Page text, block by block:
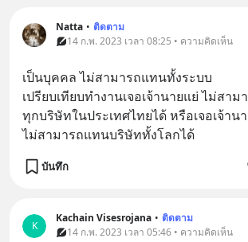
Natta • ติดตาม
14 ก.พ. 2023 เวลา 08:25 • ความคิดเห็น
เป็นบุคคล ไม่สามารถแทนทั้งระบบ
เปรียบเทียบทำงานเจอเจ้านายแย่ ไม่สา
ทุกบริษัทในประเทศไทยได้ หรือเจอเจ้าน
ไม่สามารถแทนบริษัททั้งโลกได้
บันทึก
K
Kachain Visesrojana • ติดตาม
14 ก.พ. 2023 เวลา 05:46 • ความคิดเห็น